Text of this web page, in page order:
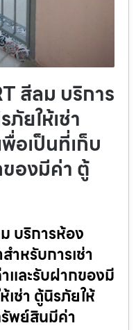
สีลม บริการ
ยให้เช่า
อเป็นที่เก็บ
องมีค่า ตู้
บริการห้อง
ำหรับการเช่า
และรับฝากของมี
ช่า ตู้นิรภัยให้
รัพย์สินมีค่า